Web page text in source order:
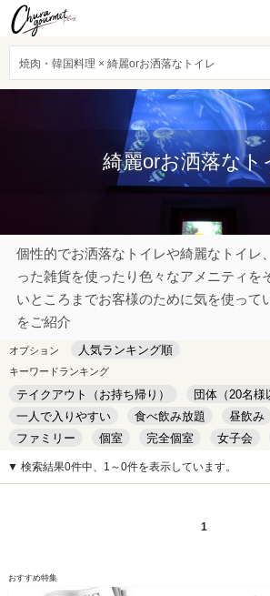
焼肉・韓国料理 × 綺麗orお洒落なトイレ
綺麗orお洒落なト
個性的でお洒落なトイレや綺麗なトイレ
った雑貨を使ったり色々なアメニティを
いところまでお客様のために気を使って
をご紹介
オプション 人気ランキング順
キーワードランキング
テイクアウト（お持ち帰り）
団体（20名様
一人で入りやすい
食べ飲み放題 昼飲み
ファミリー
個室 完全個室 女子会
キッズルーム
安い デート
▼ 検索結果0件中、1～0件を表示しています。
1
おすすめ特集